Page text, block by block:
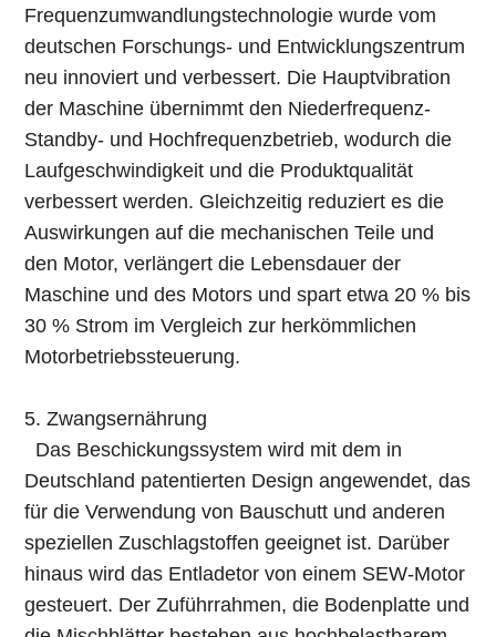
Frequenzumwandlungstechnologie wurde vom
deutschen Forschungs- und Entwicklungszentrum
neu innoviert und verbessert. Die Hauptvibration
der Maschine übernimmt den Niederfrequenz-
Standby- und Hochfrequenzbetrieb, wodurch die
Laufgeschwindigkeit und die Produktqualität
verbessert werden. Gleichzeitig reduziert es die
Auswirkungen auf die mechanischen Teile und
den Motor, verlängert die Lebensdauer der
Maschine und des Motors und spart etwa 20 % bis
30 % Strom im Vergleich zur herkömmlichen
Motorbetriebssteuerung.
5. Zwangsernährung
Das Beschickungssystem wird mit dem in
Deutschland patentierten Design angewendet, das
für die Verwendung von Bauschutt und anderen
speziellen Zuschlagstoffen geeignet ist. Darüber
hinaus wird das Entladetor von einem SEW-Motor
gesteuert. Der Zuführrahmen, die Bodenplatte und